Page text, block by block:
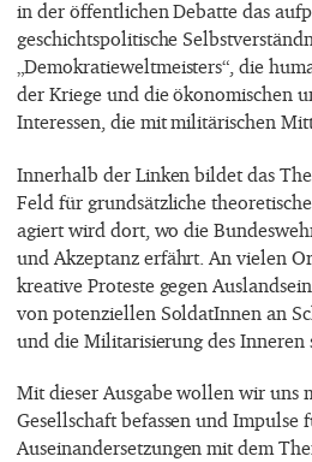
in der öffentlichen Debatte das
geschichtspolitische
„Demokratieweltmeisters“, die
der Kriege und die ökonomischen
Interessen, die mit militärischen
Innerhalb der Linken bildet das
Feld für grundsätzliche
agiert wird dort, wo die
und Akzeptanz erfährt. An vielen
kreative Proteste gegen
von potenziellen SoldatInnen an
und die Militarisierung des Inneren
Mit dieser Ausgabe wollen wir uns
Gesellschaft befassen und Impulse
Auseinandersetzungen mit dem